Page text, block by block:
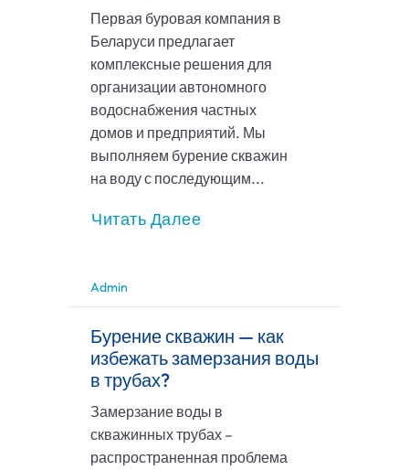
Первая буровая компания в
Беларуси предлагает
комплексные решения для
организации автономного
водоснабжения частных
домов и предприятий. Мы
выполняем бурение скважин
на воду с последующим...
Читать Далее
Admin
Бурение скважин — как
избежать замерзания воды
в трубах?
Замерзание воды в
скважинных трубах –
распространенная проблема